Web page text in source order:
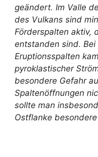
geändert. Im Valle
des Vulkans sind
Förderspalten aktiv,
entstanden sind.
Eruptionsspalten
pyroklastischer
besondere Gefahr
Spaltenöffnungen
sollte man
Ostflanke